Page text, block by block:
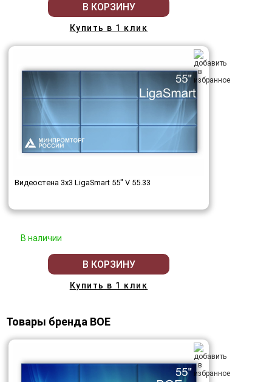
В КОРЗИНУ
Купить в 1 клик
Видеостена 3x3 LigaSmart 55" V 55.33
В наличии
В КОРЗИНУ
Купить в 1 клик
Товары бренда BOE